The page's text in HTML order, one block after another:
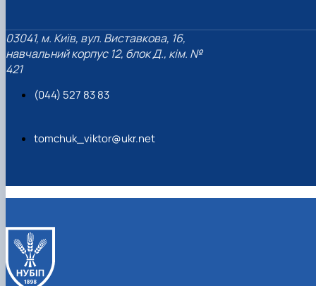
03041, м. Київ, вул. Виставкова, 16,
навчальний корпус 12, блок Д., кім. №
421
(044) 527 83 83
tomchuk_viktor@ukr.net